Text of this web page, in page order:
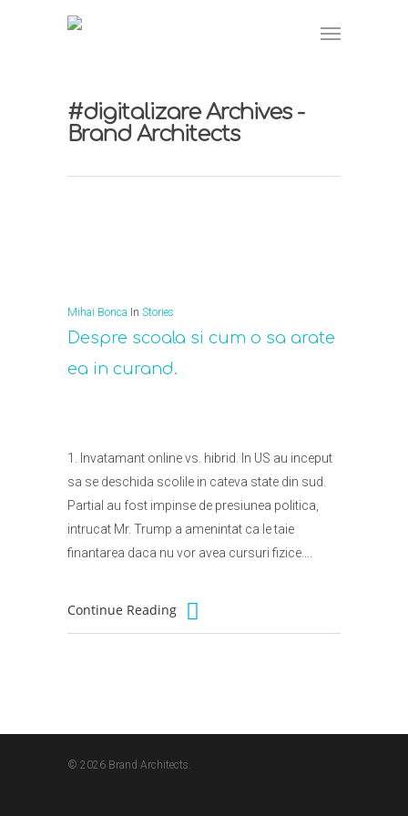
#digitalizare Archives -
Brand Architects
Mihai Bonca In Stories
Despre scoala si cum o sa arate
ea in curand.
1. Invatamant online vs. hibrid. In US au inceput
sa se deschida scolile in cateva state din sud.
Partial au fost impinse de presiunea politica,
intrucat Mr. Trump a amenintat ca le taie
finantarea daca nu vor avea cursuri fizice….
Continue Reading
© 2026 Brand Architects.